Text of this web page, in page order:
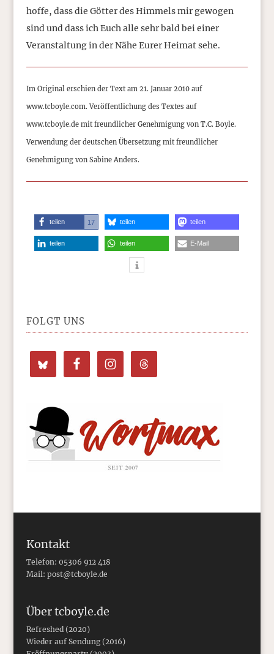
hoffe, dass die Götter des Himmels mir gewogen
sind und dass ich Euch alle sehr bald bei einer
Veranstaltung in der Nähe Eurer Heimat sehe.
Im Original erschien der Text am 21. Januar 2010 auf
www.tcboyle.com. Veröffentlichung des Textes auf
www.tcboyle.de mit freundlicher Genehmigung von T.C. Boyle.
Verwendung der deutschen Übersetzung mit freundlicher
Genehmigung von Sabine Anders.
teilen 17 teilen teilen
teilen teilen E-Mail
FOLGT UNS
Kontakt
Telefon: 05306 912 418
Mail: post@tcboyle.de
Über tcboyle.de
Refreshed (2020)
Wieder auf Sendung (2016)